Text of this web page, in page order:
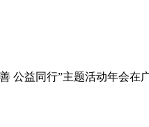
同行”主题活动年会在